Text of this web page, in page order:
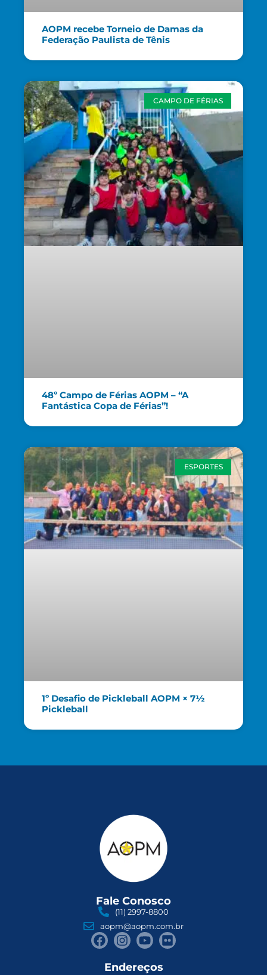
AOPM recebe Torneio de Damas da
Federação Paulista de Tênis
CAMPO DE FÉRIAS
48º Campo de Férias AOPM – “A
Fantástica Copa de Férias”!
ESPORTES
1º Desafio de Pickleball AOPM × 7½
Pickleball
Fale Conosco
(11) 2997-8800
aopm@aopm.com.br
Endereços